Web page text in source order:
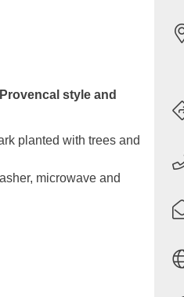
style and
planted with trees and
microwave and